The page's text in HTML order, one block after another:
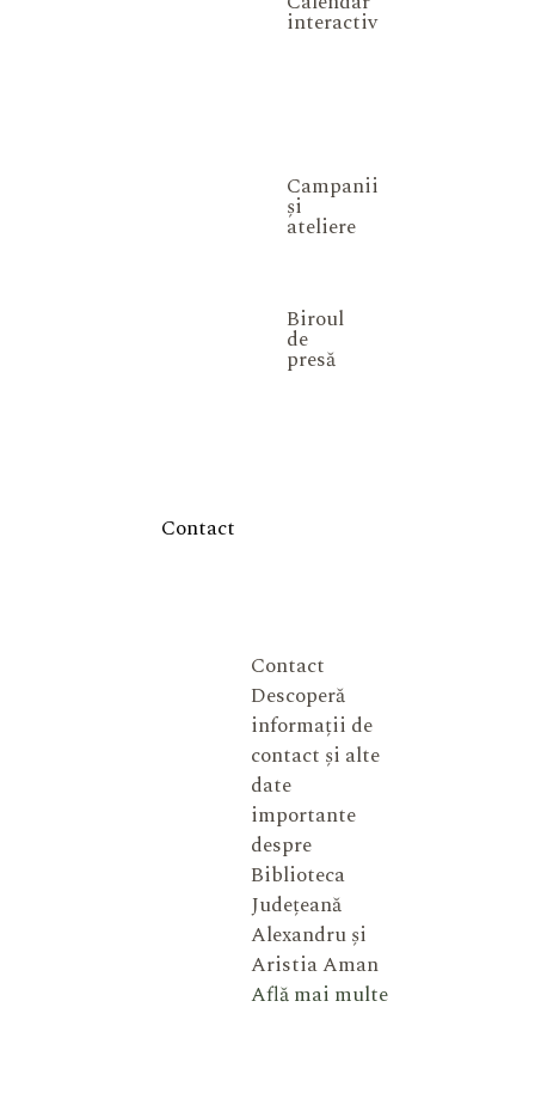
interactiv
Campanii
și
ateliere
Biroul
de
presă
Contact
Contact
Descoperă
informații de
contact și alte
date
importante
despre
Biblioteca
Județeană
Alexandru și
Aristia Aman
Află mai multe